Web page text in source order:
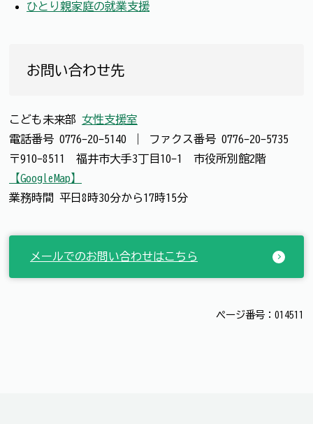
ひとり親家庭の就業支援
お問い合わせ先
こども未来部 女性支援室
電話番号 0776-20-5140 ファクス番号 0776-20-5735
〒910-8511 福井市大手3丁目10-1 市役所別館2階
【GoogleMap】
業務時間 平日8時30分から17時15分
メールでのお問い合わせはこちら
ページ番号：014511